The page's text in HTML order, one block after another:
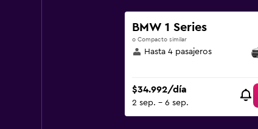
axis
displaying
values.
Range:
0
BMW 1 Series
o Compacto similar
Hasta 4 pasajeros
$34.992/día
2 sep. - 6 sep.